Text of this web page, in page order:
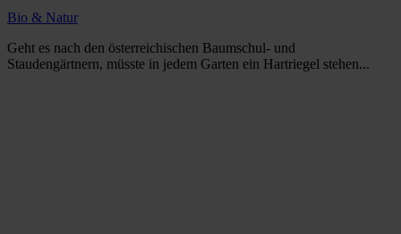
Bio & Natur
Geht es nach den österreichischen Baumschul- und
Staudengärtnern, müsste in jedem Garten ein Hartriegel stehen...